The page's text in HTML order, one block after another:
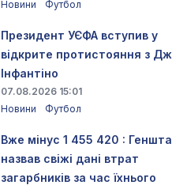
Новини
Футбол
Президент УЄФА вступив у
відкрите протистояння з
Інфантіно
07.08.2026 15:01
Новини
Футбол
Вже мінус 1 455 420 :
назвав свіжі дані втрат
загарбників за час їхнього